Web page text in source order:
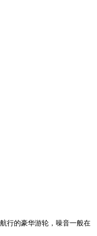
行的豪华游轮，噪音一般在